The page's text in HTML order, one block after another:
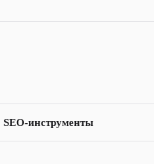
SEO-инструменты